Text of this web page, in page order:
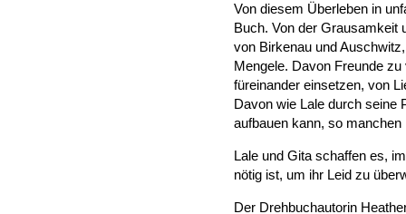
Von diesem Überleben in
Buch. Von der Grausamkeit
von Birkenau und
Mengele. Davon Freunde
füreinander einsetzen, von
Davon wie Lale durch seine
aufbauen kann, so
Lale und Gita schaffen es,
nötig ist, um ihr Leid zu
Der Drehbuchautorin